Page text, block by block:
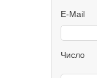
E-Mail
Число